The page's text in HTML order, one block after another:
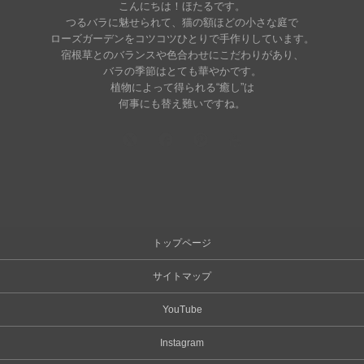
こんにちは！ほたるです。
つるバラに魅せられて、猫の額ほどの小さな庭で
ローズガーデンをコツコツひとりで手作りしています。
宿根草とのバランスや色合わせにこだわりがあり、
バラの季節はとても華やかです。
植物によって得られる“癒し”は
何事にも替え難いですね。
トップページ
サイトマップ
YouTube
Instagram